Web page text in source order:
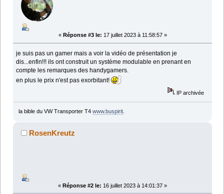
« Réponse #3 le: 17 juillet 2023 à 11:58:57 »
je suis pas un gamer mais a voir la vidéo de présentation je
dis...enfin!!! ils ont construit un système modulable en prenant en
compte les remarques des handygamers.
en plus le prix n'est pas exorbitant!
IP archivée
la bible du VW Transporter T4 www.buspirit.
RosenKreutz
« Réponse #2 le: 16 juillet 2023 à 14:01:37 »